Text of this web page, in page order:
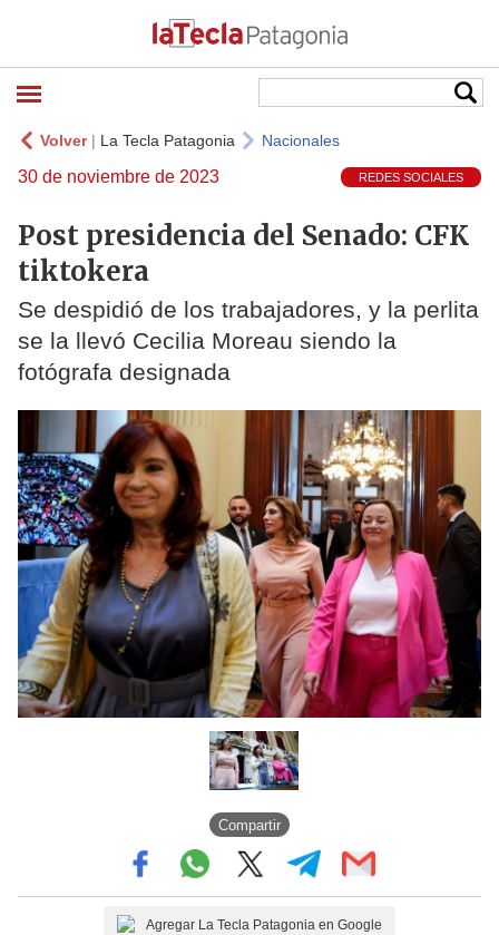
Volver| La Tecla Patagonia Nacionales
30 de noviembre de 2023 REDES SOCIALES
Post presidencia del Senado: CFK
tiktokera
Se despidió de los trabajadores, y la perlita
se la llevó Cecilia Moreau siendo la
fotógrafa designada
Compartir
Agregar La Tecla Patagonia en Google